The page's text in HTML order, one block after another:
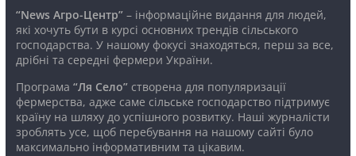
“News Агро-Центр”– інформаційне видання для людей,
які хочуть бути в курсі основних трендів сільського
господарства. У нашому фокусі знаходяться, перш за все,
дрібні та середні фермери України.
Програма “Ля Село”створена для популяризації
фермерства, адже саме сільське господарство підтримує
країну на шляху до успішного розвитку. Наші журналісти
зроблять усе, щоб перебування на нашому сайті було
максимально інформативним та цікавим.